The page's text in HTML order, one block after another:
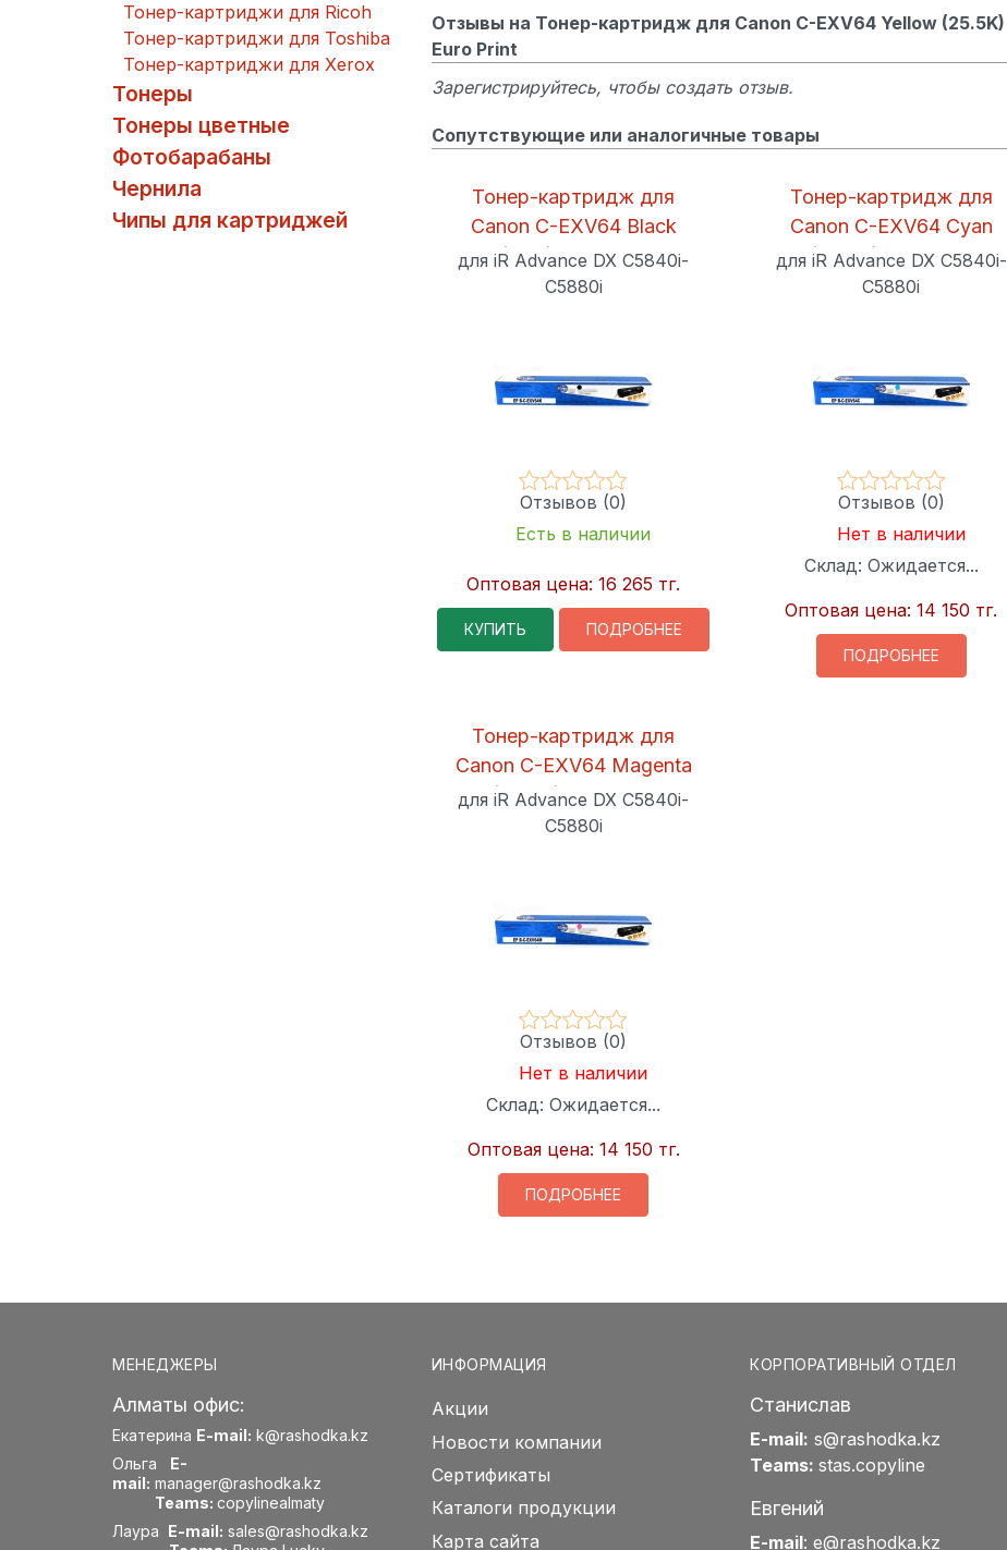
Отзывы на Тонер-картридж для Canon C-EXV64 Yellow (25.5K)
Euro Print
Зарегистрируйтесь, чтобы создать отзыв.
Сопутствующие или аналогичные товары
Тонер-картридж для
Canon C-EXV64 Black
(38K) Euro Print
для iR Advance DX C5840i-
C5880i
Отзывов (0)
Есть в наличии
Оптовая цена:16 265 тг.
КУПИТЬ ПОДРОБНЕЕ
Тонер-картридж для
Canon C-EXV64 Cyan
(25.5K) Euro Print
для iR Advance DX C5840i-
C5880i
Отзывов (0)
Нет в наличии
Склад: Ожидается...
Оптовая цена:14 150 тг.
ПОДРОБНЕЕ
Тонер-картридж для
Canon C-EXV64 Magenta
(25.5K) Euro Print
для iR Advance DX C5840i-
C5880i
Отзывов (0)
Нет в наличии
Склад:Ожидается...
Оптовая цена: 14 150 тг.
ПОДРОБНЕЕ
Тонер-картриджи для Ricoh
Тонер-картриджи для Toshiba
Тонер-картриджи для Xerox
Тонеры
Тонеры цветные
Фотобарабаны
Чернила
Чипы для картриджей
МЕНЕДЖЕРЫ
Алматы офис:
Екатерина E-mail: k@rashodka.kz
Ольга E-
mail: manager@rashodka.kz
Teams: copylinealmaty
Лаура E-mail: sales@rashodka.kz
ИНФОРМАЦИЯ
Акции
Новости компании
Сертификаты
Каталоги продукции
Карта сайта
КОРПОРАТИВНЫЙ ОТДЕЛ
Станислав
E-mail: s@rashodka.kz
Teams: stas.copyline
Евгений
E-mail: e@rashodka.kz